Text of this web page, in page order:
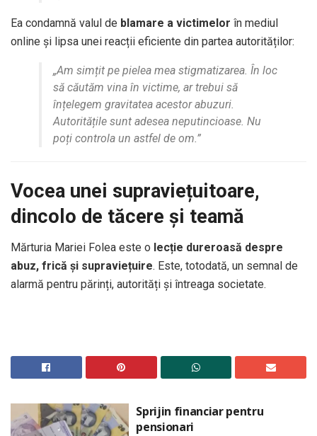
Ea condamnă valul de blamare a victimelor în mediul
online și lipsa unei reacții eficiente din partea autorităților:
„Am simțit pe pielea mea stigmatizarea. În loc
să căutăm vina în victime, ar trebui să
înțelegem gravitatea acestor abuzuri.
Autoritățile sunt adesea neputincioase. Nu
poți controla un astfel de om.”
Vocea unei supraviețuitoare,
dincolo de tăcere și teamă
Mărturia Mariei Folea este o lecție dureroasă despre
abuz, frică și supraviețuire. Este, totodată, un semnal de
alarmă pentru părinți, autorități și întreaga societate.
Sprijin financiar pentru
pensionari